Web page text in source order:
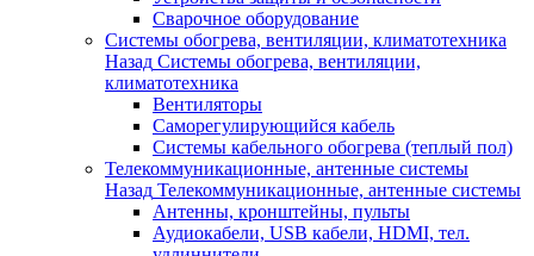
Сварочное оборудование
Системы обогрева, вентиляции, климатотехника
Назад Системы обогрева, вентиляции,
климатотехника
Вентиляторы
Саморегулирующийся кабель
Системы кабельного обогрева (теплый пол)
Телекоммуникационные, антенные системы
Назад Телекоммуникационные, антенные системы
Антенны, кронштейны, пульты
Аудиокабели, USB кабели, HDMI, тел.